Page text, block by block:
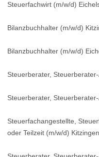
Steuerfachwirt (m/w/d)
Bilanzbuchhalter (m/w/d)
Bilanzbuchhalter (m/w/d)
Steuerberater,
Steuerberater,
Steuerfachangestellte,
oder Teilzeit (m/w/d)